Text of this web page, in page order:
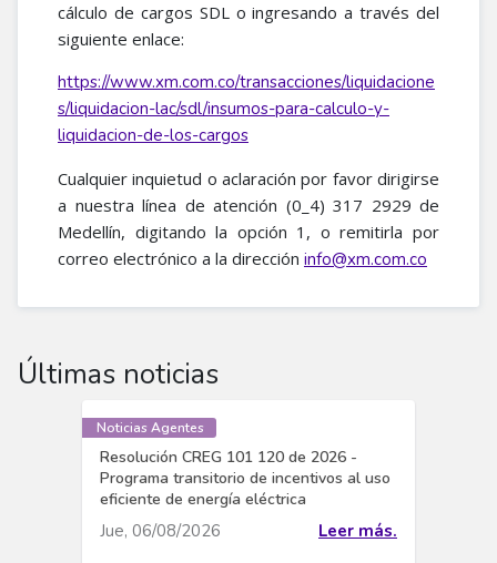
cálculo de cargos SDL o ingresando a través del
siguiente enlace:
https://www.xm.com.co/transacciones/liquidacione
s/liquidacion-lac/sdl/insumos-para-calculo-y-
liquidacion-de-los-cargos
Cualquier inquietud o aclaración por favor dirigirse
a nuestra línea de atención (0_4) 317 2929 de
Medellín, digitando la opción 1, o remitirla por
correo electrónico a la dirección info@xm.com.co
Últimas noticias
Noticias Agentes
Resolución CREG 101 120 de 2026 -
Programa transitorio de incentivos al uso
eficiente de energía eléctrica
Jue, 06/08/2026 Leer más.